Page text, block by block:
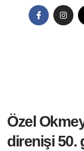
Özel
direnişi 50.